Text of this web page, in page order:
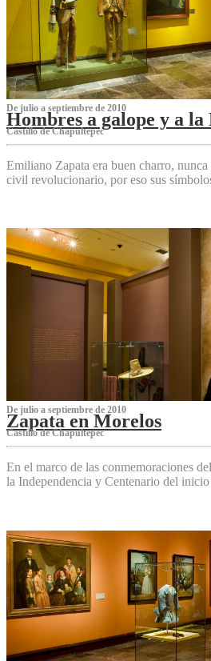
De julio a septiembre de 2010
Hombres a galope y a la
Castillo de Chapultepec
Emiliano Zapata era buen charro,
civil revolucionario, por eso sus
De julio a septiembre de 2010
Zapata en Morelos
Castillo de Chapultepec
En el marco de las conmemoraciones
la Independencia y Centenario del